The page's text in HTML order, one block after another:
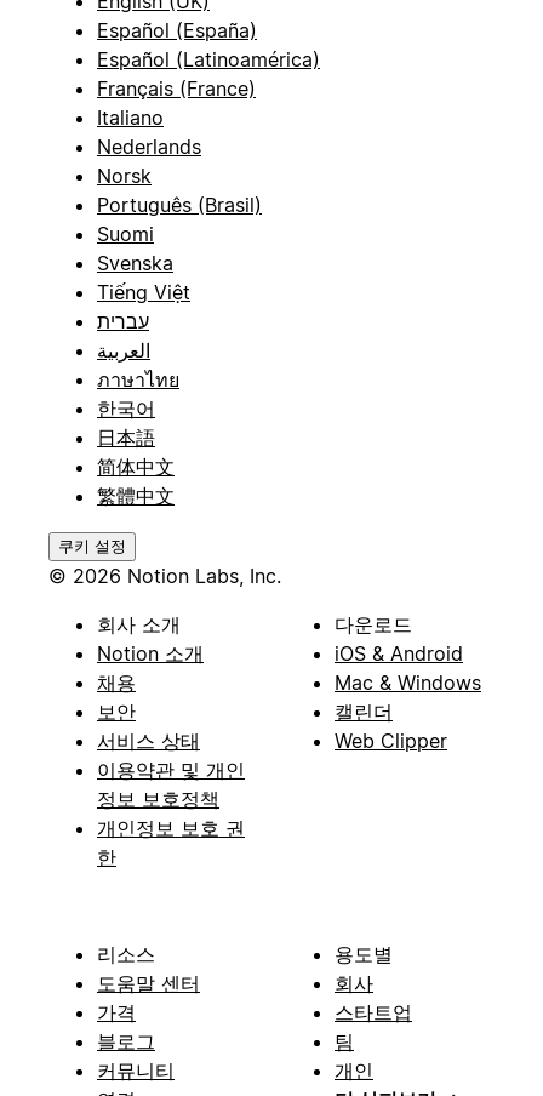
Español (España)
Español (Latinoamérica)
Français (France)
Italiano
Nederlands
Norsk
Português (Brasil)
Suomi
Svenska
Tiếng Việt
עברית
العربية
ภาษาไทย
한국어
日本語
简体中文
繁體中文
쿠키 설정
© 2026 Notion Labs, Inc.
회사 소개
Notion 소개
채용
보안
서비스 상태
이용약관 및 개인
정보 보호정책
개인정보 보호 권
한
다운로드
iOS & Android
Mac & Windows
캘린더
Web Clipper
리소스
도움말 센터
가격
블로그
커뮤니티
용도별
회사
스타트업
팀
개인